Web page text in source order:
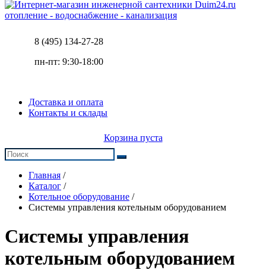
отопление - водоснабжение - канализация
8 (495) 134-27-28
пн-пт: 9:30-18:00
Доставка и оплата
Контакты и склады
Корзина пуста
Главная /
Каталог /
Котельное оборудование /
Системы управления котельным оборудованием
Системы управления
котельным оборудованием